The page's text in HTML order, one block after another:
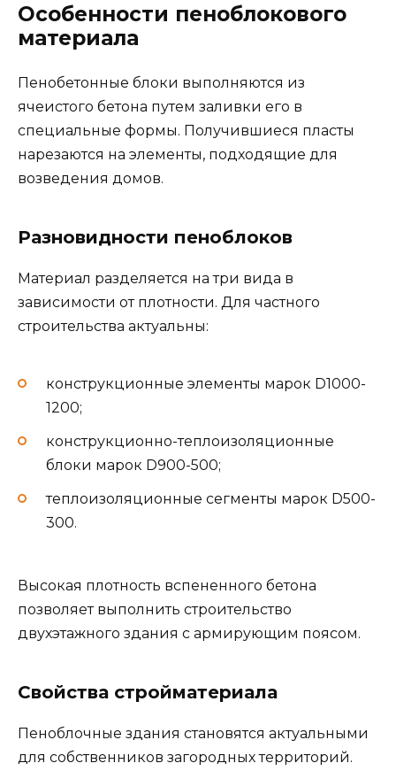
Особенности пеноблокового
материала
Пенобетонные блоки выполняются из
ячеистого бетона путем заливки его в
специальные формы. Получившиеся пласты
нарезаются на элементы, подходящие для
возведения домов.
Разновидности пеноблоков
Материал разделяется на три вида в
зависимости от плотности. Для частного
строительства актуальны:
конструкционные элементы марок D1000-
1200;
конструкционно-теплоизоляционные
блоки марок D900-500;
теплоизоляционные сегменты марок D500-
300.
Высокая плотность вспененного бетона
позволяет выполнить строительство
двухэтажного здания с армирующим поясом.
Свойства стройматериала
Пеноблочные здания становятся актуальными
для собственников загородных территорий.